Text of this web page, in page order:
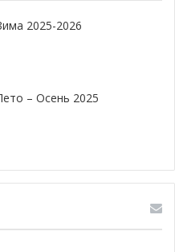
2025-2026
– Осень 2025